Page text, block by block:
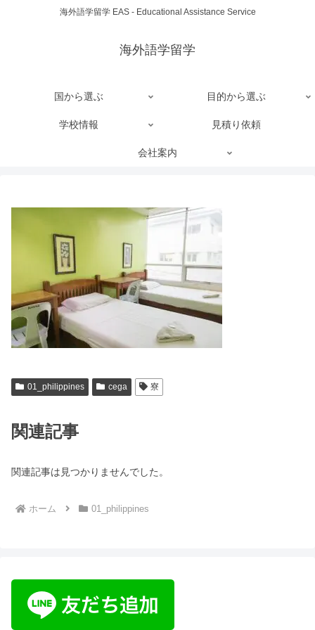
海外語学留学 EAS - Educational Assistance Service
海外語学留学
国から選ぶ 目的から選ぶ
学校情報 見積り依頼
会社案内
01_philippines cega 寮
関連記事
関連記事は見つかりませんでした。
ホーム 01_philippines